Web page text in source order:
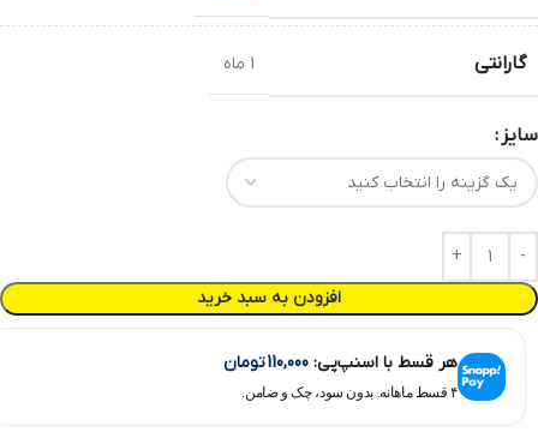
گارانتی 1 ماه
سایز
افزودن به سبد خرید
هر قسط با اسنپ‌پی: 110,000تومان
۴ قسط ماهانه. بدون سود، چک و ضامن.